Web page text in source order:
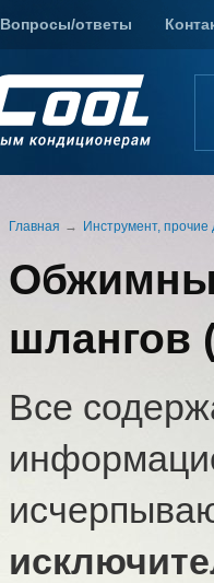
Вопросы/ответы
Главная Инструмент, прочие
шлангов
Все